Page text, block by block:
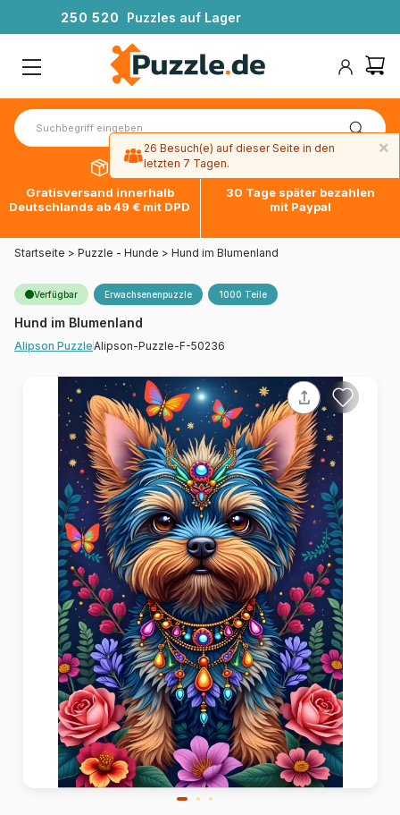
250 520 Puzzles auf Lager
Gratisversand innerhalb
Deutschlands ab 49 € mit DPD
30 Tage später bezahlen
mit Paypal
Startseite > Puzzle - Hunde > Hund im Blumenland
Verfügbar Erwachsenenpuzzle 1000 Teile
Hund im Blumenland
Alipson Puzzle Alipson-Puzzle-F-50236
×
26 Besuch(e) auf dieser Seite in den
letzten 7 Tagen.